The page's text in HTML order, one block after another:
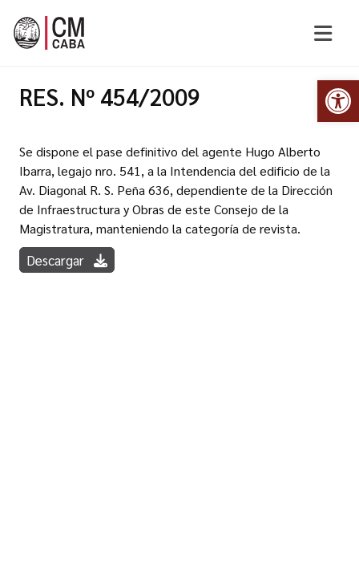
RES. Nº 454/2009
Se dispone el pase definitivo del agente Hugo Alberto
Ibarra, legajo nro. 541, a la Intendencia del edificio de la
Av. Diagonal R. S. Peña 636, dependiente de la Dirección
de Infraestructura y Obras de este Consejo de la
Magistratura, manteniendo la categoría de revista.
Descargar